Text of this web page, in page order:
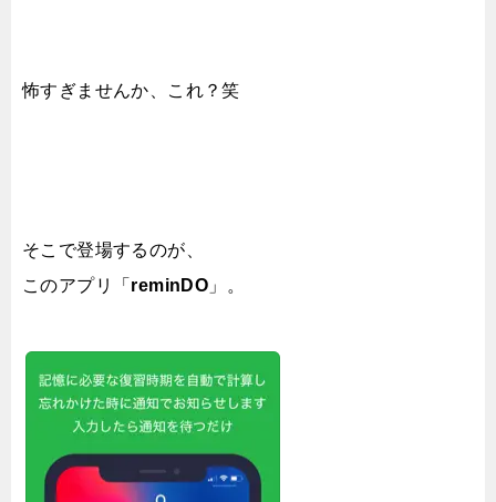
怖すぎませんか、これ？笑
そこで登場するのが、
このアプリ「 reminDO 」。